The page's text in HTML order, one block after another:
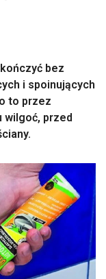
bez
i spoinujących
to przez
wilgoć, przed